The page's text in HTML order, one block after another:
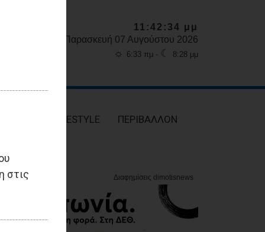
στις
11:42:35 μμ
Παρασκευή 07 Αυγούστου 2026
☼ 6:33 πμ - ☾ 8:28 μμ
LIFESTYLE ΠΕΡΙΒΑΛΛΟΝ